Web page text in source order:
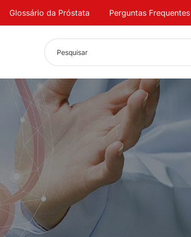
Glossário da Próstata Perguntas Frequentes